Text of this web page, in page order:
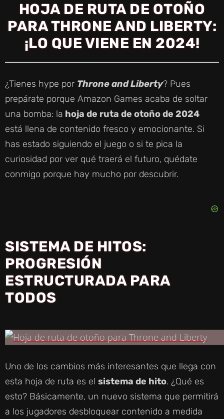
HOJA DE RUTA DE OTOÑO
PARA THRONE AND LIBERTY:
¡LO QUE VIENE EN 2024!
¿Tienes hype por Throne and Liberty? Pues
prepárate porque Amazon Games acaba de soltar
una bomba: la hoja de ruta de otoño de 2024
está llena de contenido fresco y emocionante. Si
has estado siguiendo el juego o si te pica la
curiosidad por ver qué traerá el futuro, quédate
conmigo porque hay mucho por descubrir.
SISTEMA DE HITOS:
PROGRESIÓN
ESTRUCTURADA PARA
TODOS
Uno de los cambios más interesantes que llega con
esta hoja de ruta es el sistema de hito. ¿Qué es
esto? Básicamente, un nuevo sistema que permitirá
a los jugadores desbloquear contenido a medida